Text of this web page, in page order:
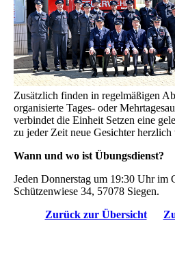
Zusätzlich finden in regelmäßigen
organisierte Tages- oder
verbindet die Einheit Setzen eine
zu jeder Zeit neue Gesichter
Wann und wo ist Übungsdienst?
Jeden Donnerstag um 19:30 Uhr im
Schützenwiese 34, 57078 Siegen.
Zurück zur Übersicht